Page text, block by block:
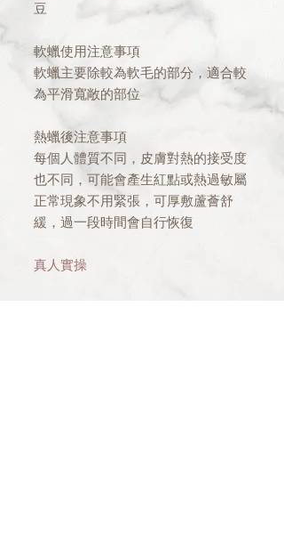
豆
軟蠟使用注意事項
軟蠟主要除較為軟毛的部分，適合較
為平滑寬敞的部位
熱蠟後注意事項
每個人體質不同，皮膚對熱的接受度
也不同，可能會產生紅點或熱過敏屬
正常現象不用緊張，可厚敷蘆薈舒
緩，過一段時間會自行恢復
真人實操